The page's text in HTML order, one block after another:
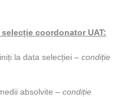
coordonator UAT:
la data selecției – condiție
absolvite – condiție